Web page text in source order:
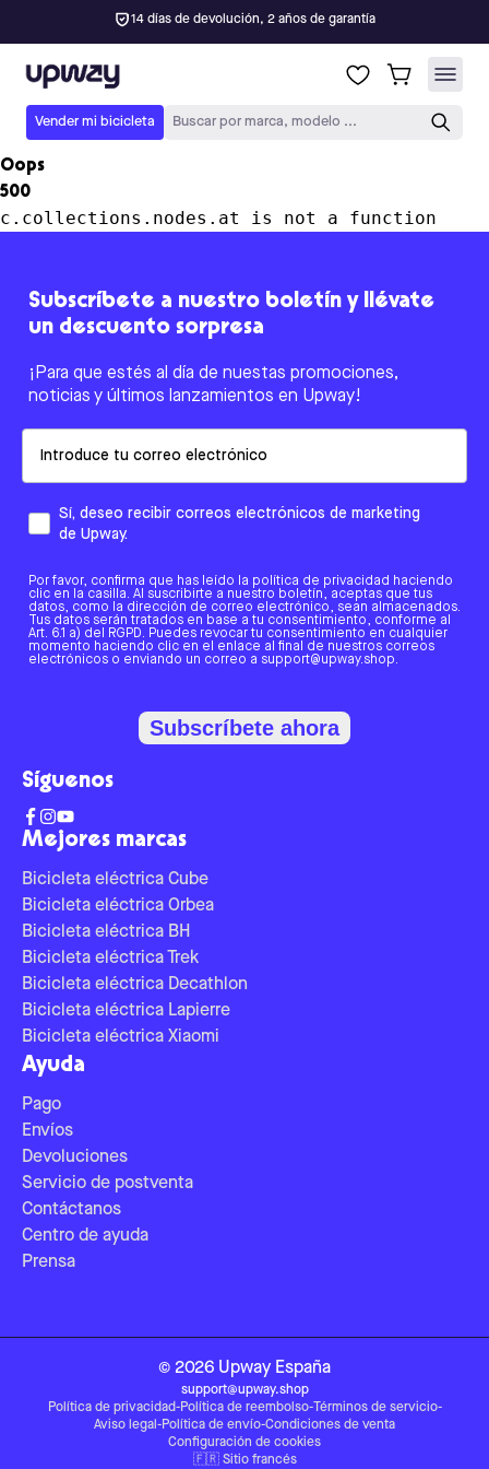
14 días de devolución, 2 años de garantía
Upway
Vender mi bicicleta Buscar por marca, modelo ...
Oops
500
c.collections.nodes.at is not a function
Mejores marcas
Bicicleta eléctrica Cube
Bicicleta eléctrica Orbea
Bicicleta eléctrica BH
Bicicleta eléctrica Trek
Bicicleta eléctrica Decathlon
Bicicleta eléctrica Lapierre
Bicicleta eléctrica Xiaomi
Ayuda
Pago
Envíos
Devoluciones
Servicio de postventa
Contáctanos
Centro de ayuda
Prensa
Subscríbete a nuestro boletín y llévate
un descuento sorpresa
¡Para que estés al día de nuestas promociones,
noticias y últimos lanzamientos en Upway!
Sí, deseo recibir correos electrónicos de marketing
de Upway.
Por favor, confirma que has leído la política de privacidad haciendo
clic en la casilla. Al suscribirte a nuestro boletín, aceptas que tus
datos, como la dirección de correo electrónico, sean almacenados.
Tus datos serán tratados en base a tu consentimiento, conforme al
Art. 6.1 a) del RGPD. Puedes revocar tu consentimiento en cualquier
momento haciendo clic en el enlace al final de nuestros correos
electrónicos o enviando un correo a support@upway.shop.
Subscríbete ahora
Síguenos
© 2026 Upway España
support@upway.shop
Política de privacidad-Política de reembolso-Términos de servicio-
Aviso legal -Política de envío-Condiciones de venta
Configuración de cookies
🇫🇷 Sitio francés